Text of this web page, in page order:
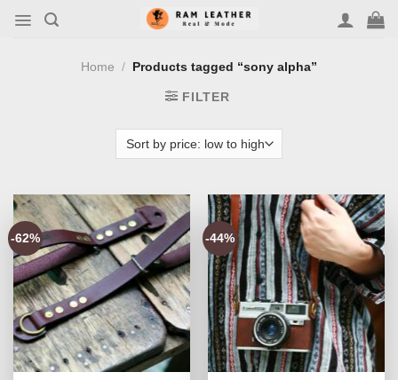
Home / Products tagged “sony alpha”
FILTER
-62% -44%